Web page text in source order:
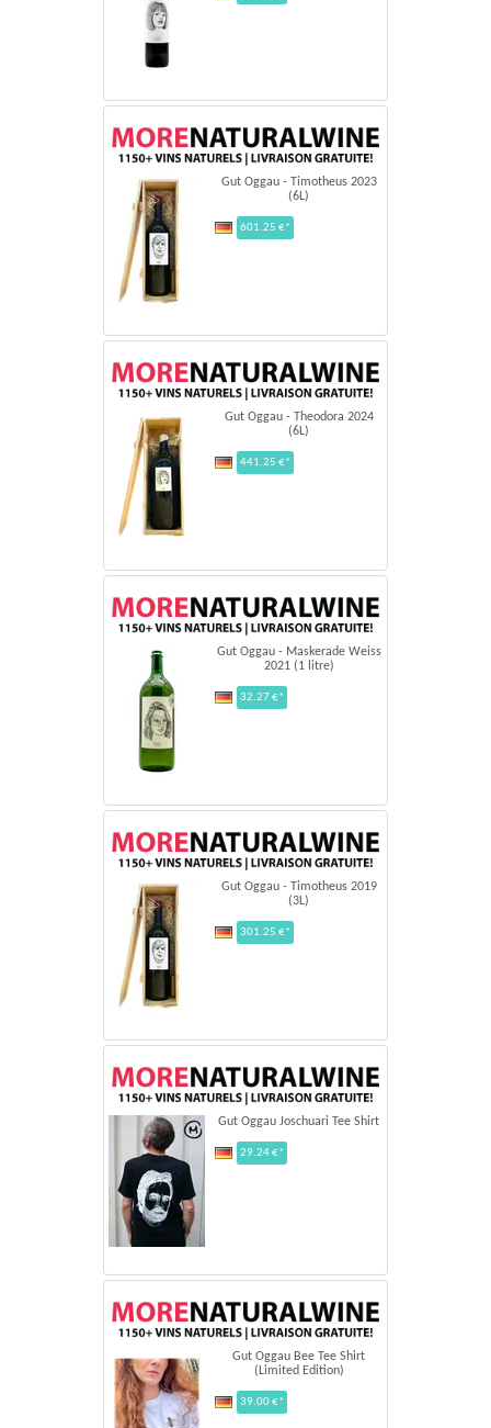
Gut Oggau - Timotheus 2023
(6L)
601.25 €*
Gut Oggau - Theodora 2024
(6L)
441.25 €*
Gut Oggau - Maskerade Weiss
2021 (1 litre)
32.27 €*
Gut Oggau - Timotheus 2019
(3L)
301.25 €*
Gut Oggau Joschuari Tee Shirt
29.24 €*
Gut Oggau Bee Tee Shirt
(Limited Edition)
39.00 €*